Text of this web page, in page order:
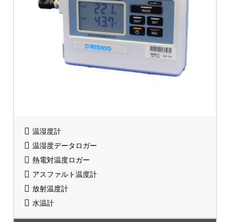
温湿度計
温湿度データロガー
熱電対温度ロガー
アスファルト温度計
放射温度計
水温計